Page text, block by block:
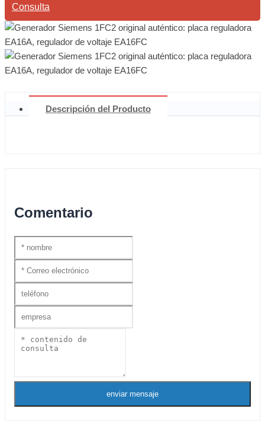
Consulta
Descripción del Producto
Comentario
enviar mensaje